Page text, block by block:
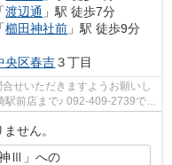
「渡辺通 」駅 徒歩7分
「櫛田神社前 」駅 徒歩9分
央区春吉３丁目
せいただきますようお願いし
駅前店まで♪ 092-409-2739で
せん。
神Ⅲ」への